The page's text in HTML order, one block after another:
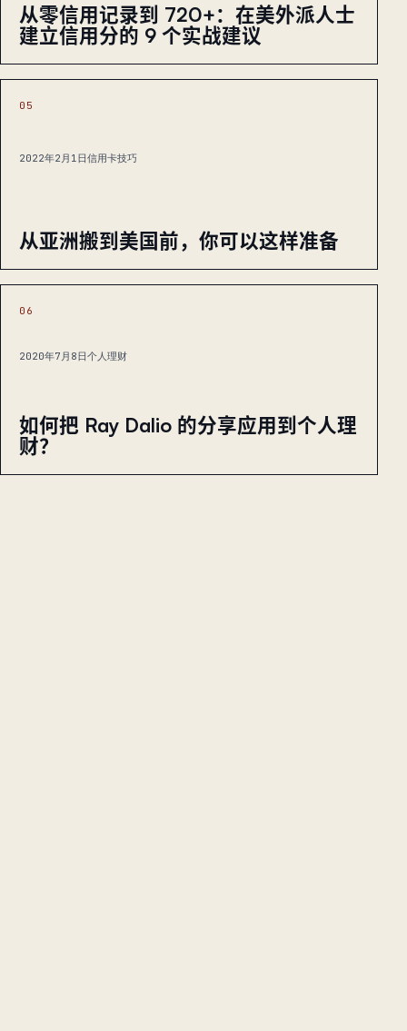
从零信用记录到 720+：在美外派人士
建立信用分的 9 个实战建议
05
2022年2月1日信用卡技巧
从亚洲搬到美国前，你可以这样准备
06
2020年7月8日个人理财
如何把 Ray Dalio 的分享应用到个人理
财？